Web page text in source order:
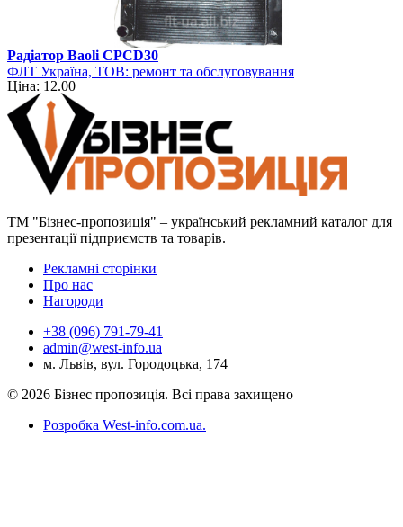
Радіатор Baoli CPCD30
ФЛТ Україна, ТОВ: ремонт та обслуговування
навантажувально-розвантажувальної техніки
Ціна: 12.00
ТМ "Бізнес-пропозиція" – український рекламний каталог для
презентації підприємств та товарів.
Рекламні сторінки
Про нас
Нагороди
+38 (096) 791-79-41
admin@west-info.ua
м. Львів, вул. Городоцька, 174
© 2026 Бізнес пропозиція. Всі права захищено
Розробка West-info.com.ua.